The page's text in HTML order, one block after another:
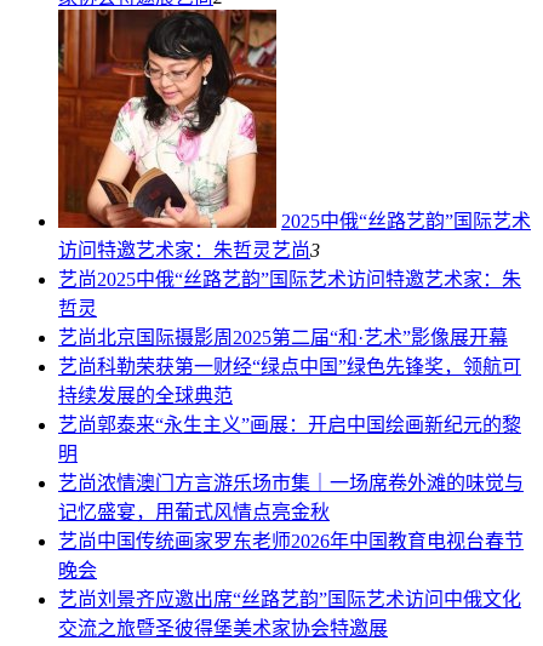
2025中俄“丝路艺韵”国际艺术
访问特邀艺术家：朱哲灵艺尚3
艺尚2025中俄“丝路艺韵”国际艺术访问特邀艺术家：朱
哲灵
艺尚北京国际摄影周2025第二届“和·艺术”影像展开幕
艺尚科勒荣获第一财经“绿点中国”绿色先锋奖，领航可
持续发展的全球典范
艺尚郭泰来“永生主义”画展：开启中国绘画新纪元的黎
明
艺尚浓情澳门方言游乐场市集｜一场席卷外滩的味觉与
记忆盛宴，用葡式风情点亮金秋
艺尚中国传统画家罗东老师2026年中国教育电视台春节
晚会
艺尚刘景齐应邀出席“丝路艺韵”国际艺术访问中俄文化
交流之旅暨圣彼得堡美术家协会特邀展